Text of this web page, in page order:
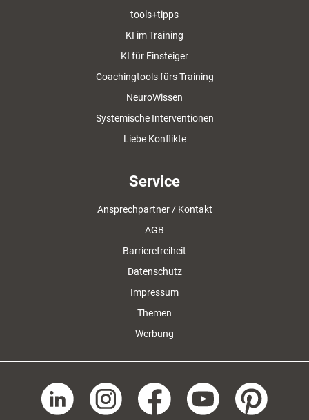
tools+tipps
KI im Training
KI für Einsteiger
Coachingtools fürs Training
NeuroWissen
Systemische Interventionen
Liebe Konflikte
Service
Ansprechpartner / Kontakt
AGB
Barrierefreiheit
Datenschutz
Impressum
Themen
Werbung